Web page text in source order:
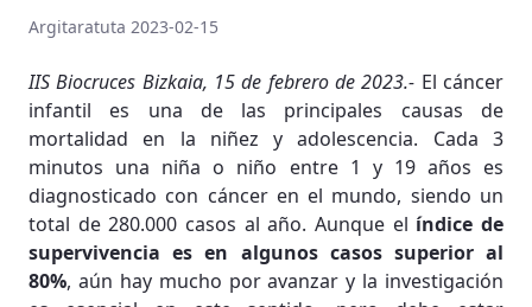
Argitaratuta 2023-02-15
IIS Biocruces Bizkaia, 15 de febrero de 2023.- El cáncer
infantil es una de las principales causas de
mortalidad en la niñez y adolescencia. Cada 3
minutos una niña o niño entre 1 y 19 años es
diagnosticado con cáncer en el mundo, siendo un
total de 280.000 casos al año. Aunque el índice de
supervivencia es en algunos casos superior al
80%, aún hay mucho por avanzar y la investigación